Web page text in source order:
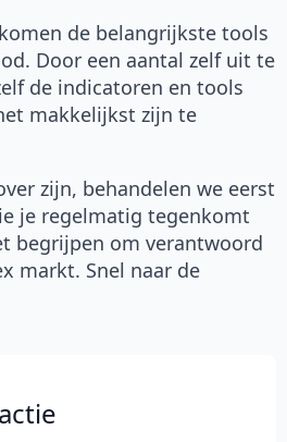
de belangrijkste tools
Door een aantal zelf uit te
de indicatoren en tools
makkelijkst zijn te
zijn, behandelen we eerst
je regelmatig tegenkomt
begrijpen om verantwoord
markt. Snel naar de